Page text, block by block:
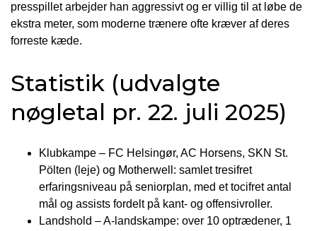
presspillet arbejder han aggressivt og er villig til at løbe de
ekstra meter, som moderne trænere ofte kræver af deres
forreste kæde.
Statistik (udvalgte
nøgletal pr. 22. juli 2025)
Klubkampe – FC Helsingør, AC Horsens, SKN St.
Pölten (leje) og Motherwell: samlet tresifret
erfaringsniveau på seniorplan, med et tocifret antal
mål og assists fordelt på kant- og offensivroller.
Landshold – A-landskampe: over 10 optrædener, 1